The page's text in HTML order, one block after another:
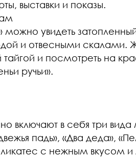
выставки и показы.
увидеть
и отвесными
и посмотреть на
ручьи».
включают в себя три вида
падь», «Два деда»,
с нежным вкусом и